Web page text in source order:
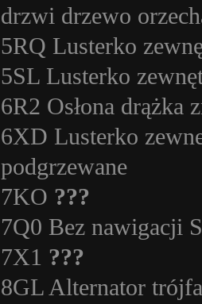
drzwi drzewo
5RQ Lusterko
5SL Lusterko
6R2 Osłona drążka
6XD Lusterko
podgrzewane
7KO ???
7Q0 Bez nawigacji
7X1 ???
8GL Alternator